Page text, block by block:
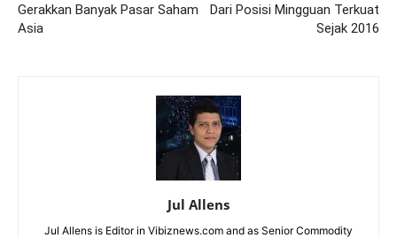
Gerakkan Banyak Pasar Saham
Asia
Dari Posisi Mingguan Terkuat
Sejak 2016
Jul Allens
Jul Allens is Editor in Vibiznews.com and as Senior Commodity